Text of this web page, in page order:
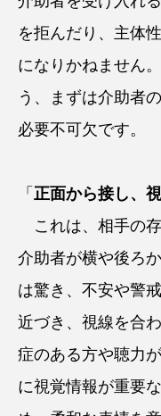
を拒んだり、主体
になりかねません
う、まずは介助者
必要不可欠です。
「 正面から接し、
これは、相手の存
介助者が横や後ろ
は驚き、不安や警
近づき、視線を合
症のある方や聴力
に視覚情報が重要